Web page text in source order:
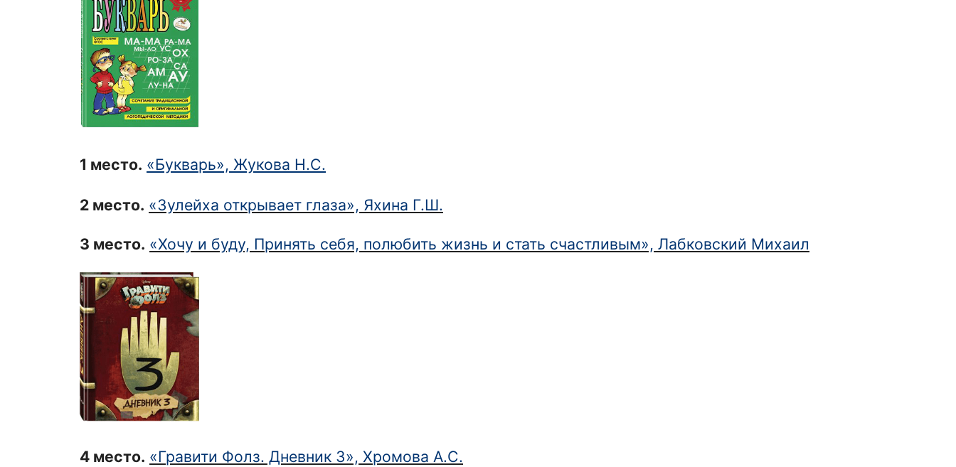
1 место. «Букварь», Жукова Н.С.
2 место. «Зулейха открывает глаза», Яхина Г.Ш.
3 место. «Хочу и буду, Принять себя, полюбить жизнь и стать счастливым», Лабковский Михаил
4 место. «Гравити Фолз. Дневник 3», Хромова А.С.